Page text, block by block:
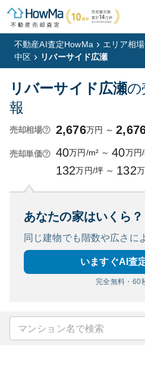
不動産AI査定HowMa エリア相
中区
リバーサイド広瀬
リバーサイド広瀬の
報
売却相場 2,676万円 ～
売却単価 40万円/m² ～ 40万円
132万円/坪 ～ 132
あなたの家はいくら？
同じ建物でも階数や広さに
いますぐAI査
完全無料・60